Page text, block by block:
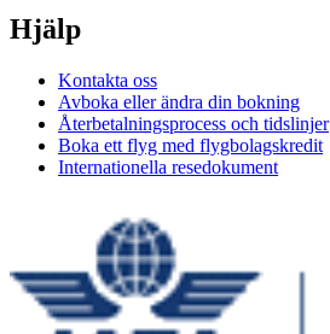
Hjälp
Kontakta oss
Avboka eller ändra din bokning
Återbetalningsprocess och tidslinjer
Boka ett flyg med flygbolagskredit
Internationella resedokument